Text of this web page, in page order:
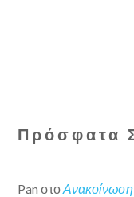
Πρόσφατα
Pan στοΑνακοίνωση